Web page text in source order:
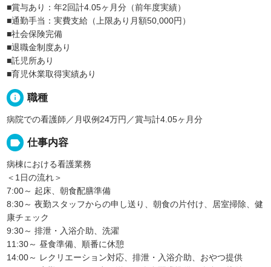
■賞与あり：年2回計4.05ヶ月分（前年度実績）
■通勤手当：実費支給（上限あり月額50,000円）
■社会保険完備
■退職金制度あり
■託児所あり
■育児休業取得実績あり
info 職種
病院での看護師／月収例24万円／賞与計4.05ヶ月分
label 仕事内容
病棟における看護業務
＜1日の流れ＞
7:00～ 起床、朝食配膳準備
8:30～ 夜勤スタッフからの申し送り、朝食の片付け、居室掃除、健
康チェック
9:30～ 排泄・入浴介助、洗濯
11:30～ 昼食準備、順番に休憩
14:00～ レクリエーション対応、排泄・入浴介助、おやつ提供